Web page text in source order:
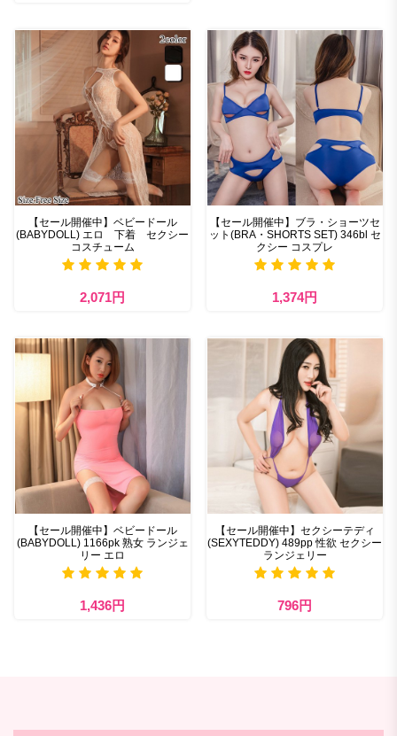
【セール開催中】ベビードール
(BABYDOLL) エロ 下着 セクシー
コスチューム
2,071円
【セール開催中】ブラ・ショーツセ
ット(BRA・SHORTS SET) 346bl セ
クシー コスプレ
1,374円
【セール開催中】ベビードール
(BABYDOLL) 1166pk 熟女 ランジェ
リー エロ
1,436円
【セール開催中】セクシーテディ
(SEXYTEDDY) 489pp 性欲 セクシー
ランジェリー
796円